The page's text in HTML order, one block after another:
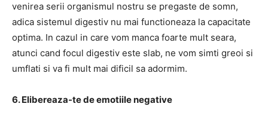
venirea serii organismul nostru se pregaste de somn,
adica sistemul digestiv nu mai functioneaza la capacitate
optima. In cazul in care vom manca foarte mult seara,
atunci cand focul digestiv este slab, ne vom simti greoi si
umflati si va fi mult mai dificil sa adormim.
6. Elibereaza-te de emotiile negative